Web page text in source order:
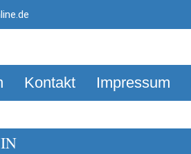
Kontakt Impressum